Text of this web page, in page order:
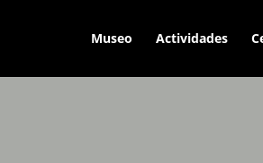
Museo Actividades